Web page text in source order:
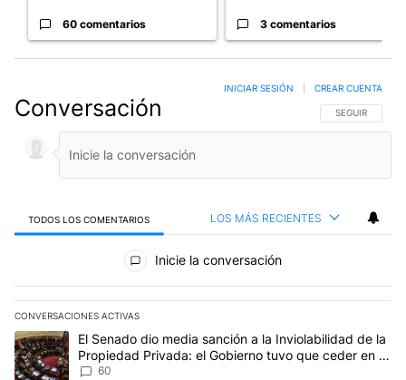
60 comentarios 3 comentarios
Conversación SIGA ESTA
SEGUIR
INICIAR SESIÓN CREAR CUENTA
TODOS LOS COMENTARIOS LOS MÁS RECIENTES
Todos los comentarios
Inicie la conversación
CONVERSACIONES ACTIVAS
Este listado muestra los artículos con más comentarios en los
Un artículo de tendencia con el título "El Senado dio media
El Senado dio media sanción a la Inviolabilidad de la
Propiedad Privada: el Gobierno tuvo que ceder en la
Ley del Manejo del Fuego
60